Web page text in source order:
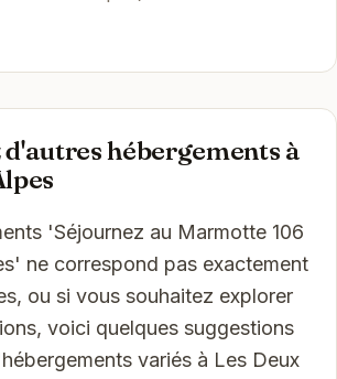
hébergements à
'Séjournez au Marmotte 106
ne correspond pas exactement
ou si vous souhaitez explorer
voici quelques suggestions
variés à Les Deux